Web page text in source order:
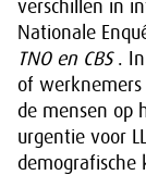
verschillen in
Nationale
TNO en CBS. In
of
de mensen op
urgentie voor